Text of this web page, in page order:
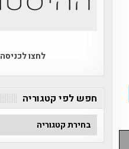
לחצו לכניסה
חפש לפי קטגוריה
חפש
לפי
קטגוריה